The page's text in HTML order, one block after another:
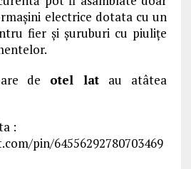
electrice dotata cu un
fier și șuruburi cu piulițe
de otel lat au atâtea
:
pin/64556292780703469